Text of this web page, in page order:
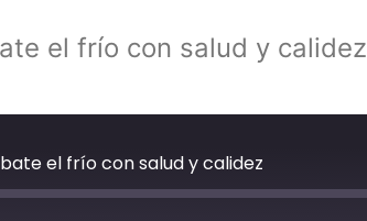
el frío con salud y calidez
el frío con salud y calidez